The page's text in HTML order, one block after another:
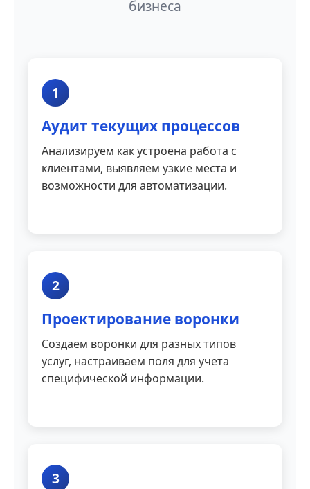
бизнеса
1
Аудит текущих процессов
Анализируем как устроена работа с
клиентами, выявляем узкие места и
возможности для автоматизации.
2
Проектирование воронки
Создаем воронки для разных типов
услуг, настраиваем поля для учета
специфической информации.
3